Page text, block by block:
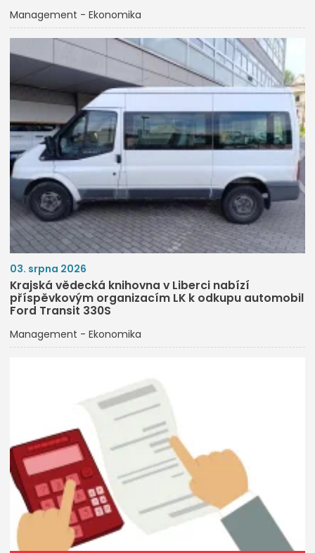
Management - Ekonomika
03. srpna 2026
Krajská vědecká knihovna v Liberci nabízí
příspěvkovým organizacím LK k odkupu automobil
Ford Transit 330S
Management - Ekonomika